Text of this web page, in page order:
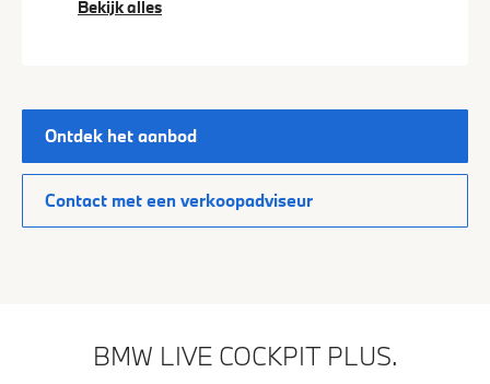
Bekijk alles
Ontdek het aanbod
Contact met een verkoopadviseur
BMW LIVE COCKPIT PLUS.